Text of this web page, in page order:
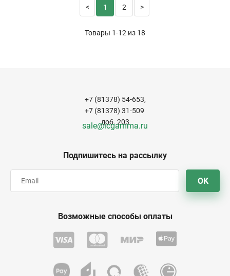
1 2
Товары 1-12 из 18
Подпишитесь на рассылку
OK
+7 (81378) 54-653,
+7 (81378) 31-509
доб. 203
sale@icgamma.ru
Возможные способы оплаты